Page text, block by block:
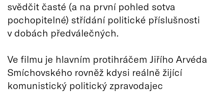
svědčit časté (a na první pohled sotva
pochopitelné) střídání politické příslušnosti
v dobách předválečných.
Ve filmu je hlavním protihráčem Jiřího Arvéda
Smíchovského rovněž kdysi reálně žijící
komunistický politický zpravodajec